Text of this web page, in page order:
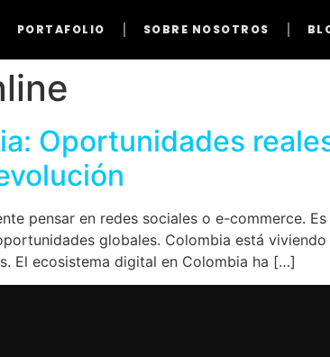
PORTAFOLIO SOBRE NOSOTROS
Oportunidades
pensar en redes sociales o e-commerce.
globales. Colombia está
El ecosistema digital en Colombia ha […]